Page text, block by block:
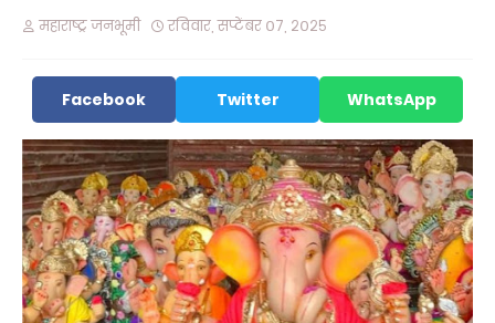
महाराष्ट्र जनभूमी रविवार, सप्टेंबर ०७, २०२५
Facebook Twitter WhatsApp